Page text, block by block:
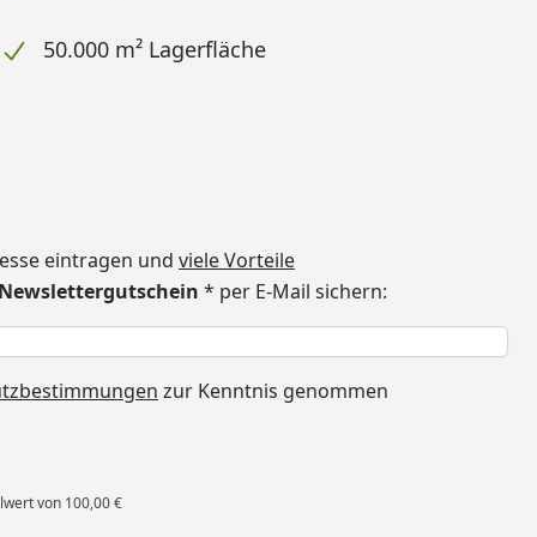
50.000 m² Lagerfläche
eintragen und viele Vorteile
* per E-Mail sichern:
zur Kenntnis genommen
von 100,00 €